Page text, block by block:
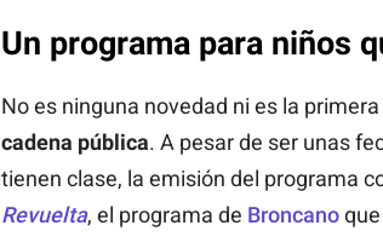
Un programa para niños
No es ninguna novedad ni es la
cadena pública. A pesar de ser unas
tienen clase, la emisión del programa
Revuelta, el programa de Broncanoque